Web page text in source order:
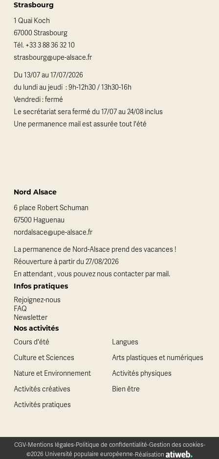
Strasbourg
1 Quai Koch
67000 Strasbourg
Tél. +33 3 88 36 32 10
strasbourg@upe-alsace.fr
Du 13/07 au 17/07/2026
du lundi au jeudi : 9h-12h30 / 13h30-16h
Vendredi : fermé
Le secrétariat sera fermé du 17/07 au 24/08 inclus
Une permanence mail est assurée tout l'été
Nord Alsace
6 place Robert Schuman
67500 Haguenau
nordalsace@upe-alsace.fr
La permanence de Nord-Alsace prend des vacances !
Réouverture à partir du 27/08/2026
En attendant , vous pouvez nous contacter par mail.
Infos pratiques
Rejoignez-nous
FAQ
Newsletter
Nos activités
Cours d'été
Langues
Culture et Sciences
Arts plastiques et numériques
Nature et Environnement
Activités physiques
Activités créatives
Bien être
Activités pratiques
CGV-Mentions légales-Politique de confidentialité-Gestion des cookies-
©2026 Université populaire européenne-Réalisation